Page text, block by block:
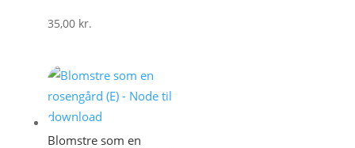
35,00 kr.
Blomstre som en